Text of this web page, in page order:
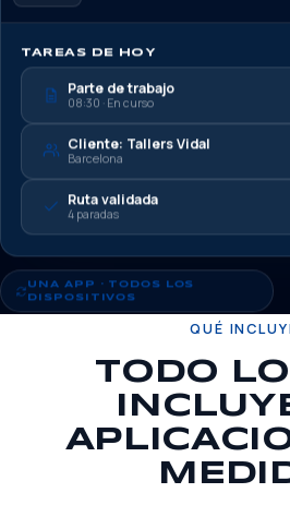
TAREAS DE HOY
Parte de trabajo
08:30 · En curso
Cliente: Tallers Vidal
Barcelona
Ruta validada
4 paradas
UNA APP · TODOS LOS
DISPOSITIVOS
QUÉ
TODO